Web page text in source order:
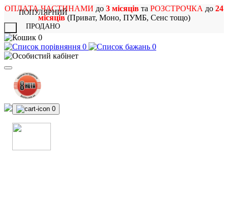
ОПЛАТА ЧАСТИНАМИ до 3 місяців та РОЗСТРОЧКА до 24
місяців(Приват, Моно, ПУМБ, Сенс тощо)
0
0
0
0
ПОПУЛЯРНИЙ
ПРОДАНО